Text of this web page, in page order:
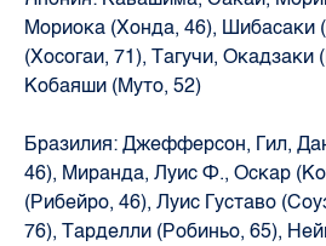
Мориока (Хонда, 46), Шибасаки
(Хосогаи, 71), Тагучи, Окадзаки
Кобаяши (Муто, 52)
Бразилия: Джефферсон, Гил,
46), Миранда, Луис Ф., Оскар
(Рибейро, 46), Луис Густаво
76), Тарделли (Робиньо, 65),